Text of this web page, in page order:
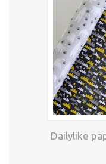
Dailylike